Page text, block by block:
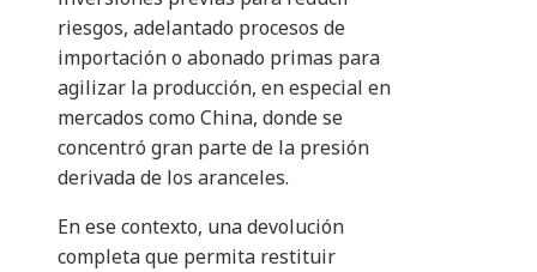
riesgos, adelantado procesos de
importación o abonado primas para
agilizar la producción, en especial en
mercados como China, donde se
concentró gran parte de la presión
derivada de los aranceles.
En ese contexto, una devolución
completa que permita restituir